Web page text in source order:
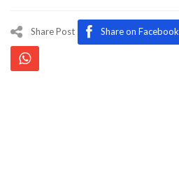
Share Post Share on Facebook